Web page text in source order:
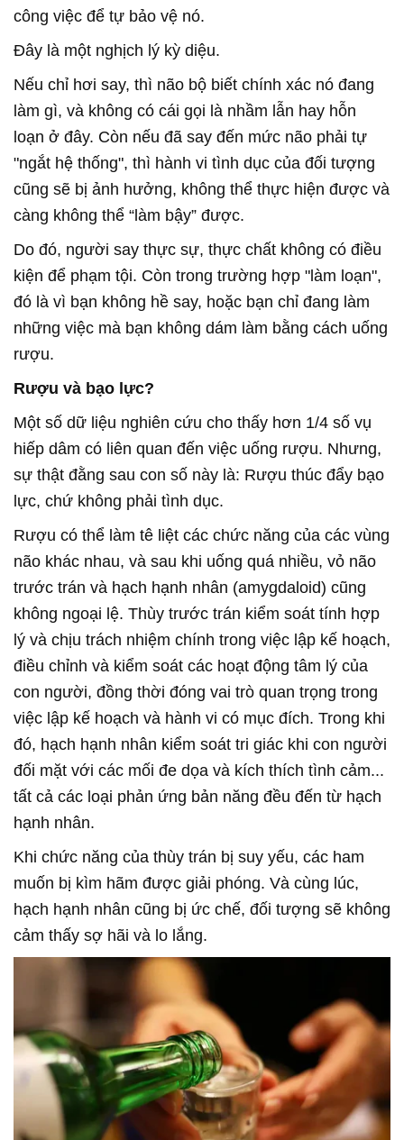
công việc để tự bảo vệ nó.
Đây là một nghịch lý kỳ diệu.
Nếu chỉ hơi say, thì não bộ biết chính xác nó đang
làm gì, và không có cái gọi là nhầm lẫn hay hỗn
loạn ở đây. Còn nếu đã say đến mức não phải tự
"ngắt hệ thống", thì hành vi tình dục của đối tượng
cũng sẽ bị ảnh hưởng, không thể thực hiện được và
càng không thể “làm bậy” được.
Do đó, người say thực sự, thực chất không có điều
kiện để phạm tội. Còn trong trường hợp "làm loạn",
đó là vì bạn không hề say, hoặc bạn chỉ đang làm
những việc mà bạn không dám làm bằng cách uống
rượu.
Rượu và bạo lực?
Một số dữ liệu nghiên cứu cho thấy hơn 1/4 số vụ
hiếp dâm có liên quan đến việc uống rượu. Nhưng,
sự thật đằng sau con số này là: Rượu thúc đẩy bạo
lực, chứ không phải tình dục.
Rượu có thể làm tê liệt các chức năng của các vùng
não khác nhau, và sau khi uống quá nhiều, vỏ não
trước trán và hạch hạnh nhân (amygdaloid) cũng
không ngoại lệ. Thùy trước trán kiểm soát tính hợp
lý và chịu trách nhiệm chính trong việc lập kế hoạch,
điều chỉnh và kiểm soát các hoạt động tâm lý của
con người, đồng thời đóng vai trò quan trọng trong
việc lập kế hoạch và hành vi có mục đích. Trong khi
đó, hạch hạnh nhân kiểm soát tri giác khi con người
đối mặt với các mối đe dọa và kích thích tình cảm...
tất cả các loại phản ứng bản năng đều đến từ hạch
hạnh nhân.
Khi chức năng của thùy trán bị suy yếu, các ham
muốn bị kìm hãm được giải phóng. Và cùng lúc,
hạch hạnh nhân cũng bị ức chế, đối tượng sẽ không
cảm thấy sợ hãi và lo lắng.